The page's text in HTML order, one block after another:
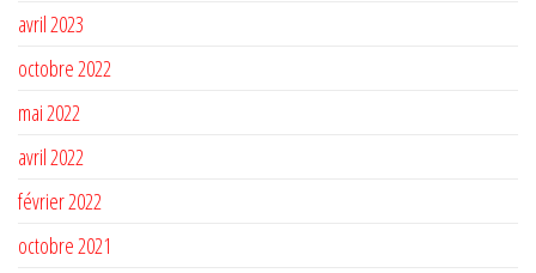
avril 2023
octobre 2022
mai 2022
avril 2022
février 2022
octobre 2021